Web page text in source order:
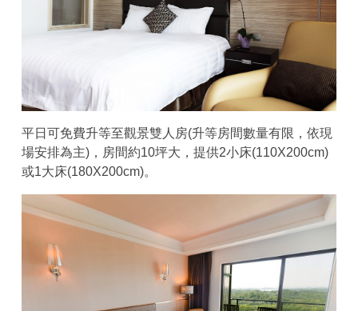
平日可免費升等至觀景雙人房(升等房間數量有限，依現
場安排為主)，房間約10坪大，提供2小床(110X200cm)
或1大床(180X200cm)。